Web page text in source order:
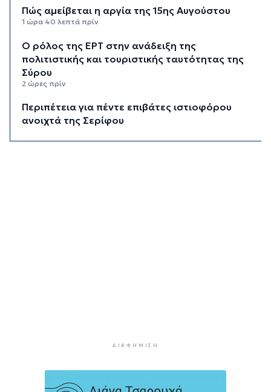
Πώς αμείβεται η αργία της 15ης Αυγούστου
1 ώρα 40 λεπτά πρίν
Ο ρόλος της ΕΡΤ στην ανάδειξη της
πολιτιστικής και τουριστικής ταυτότητας της
Σύρου
2 ώρες πρίν
Περιπέτεια για πέντε επιβάτες ιστιοφόρου
ανοιχτά της Σερίφου
4 ώρες πρίν
ΔΙΑΦΉΜΙΣΗ